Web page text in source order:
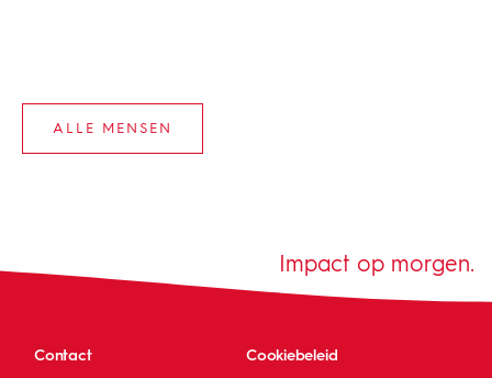
ALLE MENSEN
Contact Cookiebeleid
Impact op morgen.